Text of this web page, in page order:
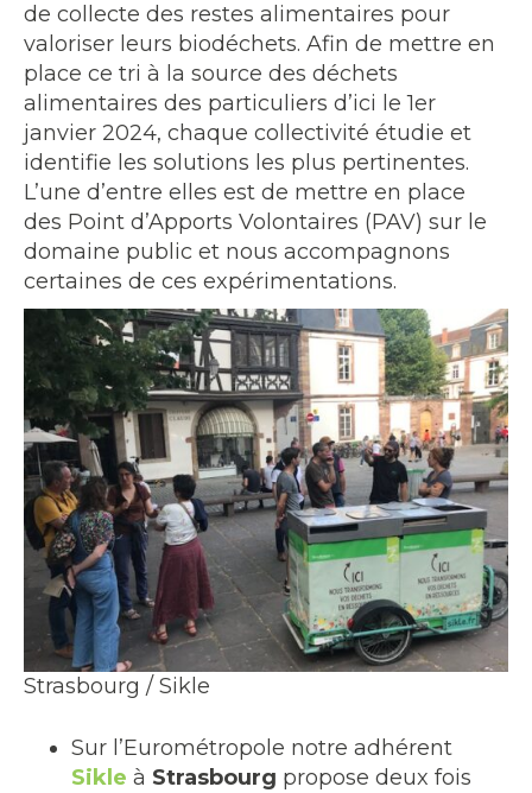
de collecte des restes alimentaires pour
valoriser leurs biodéchets. Afin de mettre en
place ce tri à la source des déchets
alimentaires des particuliers d’ici le 1er
janvier 2024, chaque collectivité étudie et
identifie les solutions les plus pertinentes.
L’une d’entre elles est de mettre en place
des Point d’Apports Volontaires (PAV) sur le
domaine public et nous accompagnons
certaines de ces expérimentations.
Strasbourg / Sikle
Sur l’Eurométropole notre adhérent
Sikle à Strasbourg propose deux fois